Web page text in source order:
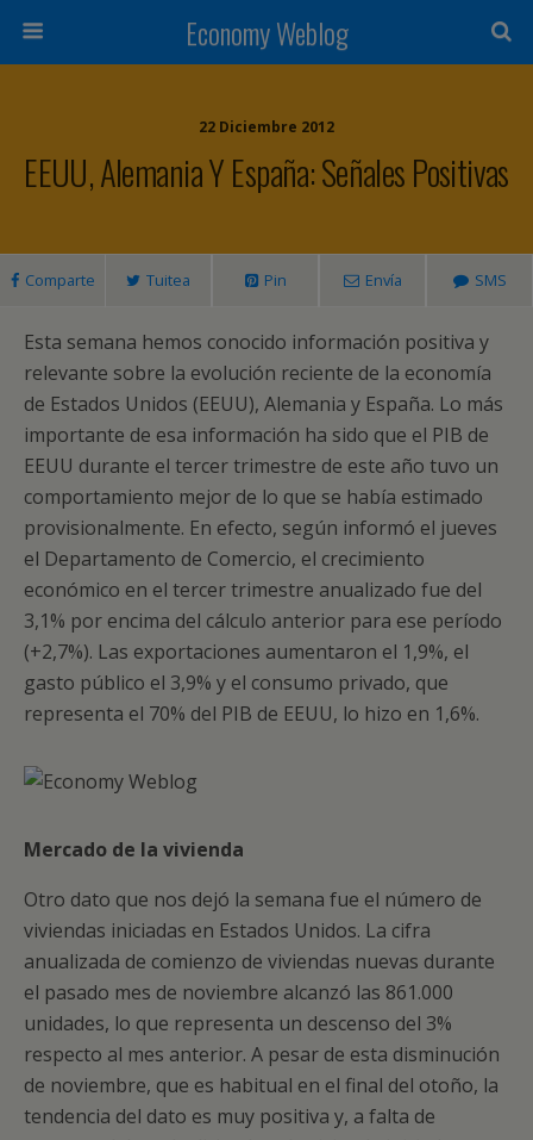
Economy Weblog
22 Diciembre 2012
EEUU, Alemania Y España: Señales Positivas
Comparte Tuitea Pin Envía SMS
Esta semana hemos conocido información positiva y
relevante sobre la evolución reciente de la economía
de Estados Unidos (EEUU), Alemania y España. Lo más
importante de esa información ha sido que el PIB de
EEUU durante el tercer trimestre de este año tuvo un
comportamiento mejor de lo que se había estimado
provisionalmente. En efecto, según informó el jueves
el Departamento de Comercio, el crecimiento
económico en el tercer trimestre anualizado fue del
3,1% por encima del cálculo anterior para ese período
(+2,7%). Las exportaciones aumentaron el 1,9%, el
gasto público el 3,9% y el consumo privado, que
representa el 70% del PIB de EEUU, lo hizo en 1,6%.
Mercado de la vivienda
Otro dato que nos dejó la semana fue el número de
viviendas iniciadas en Estados Unidos. La cifra
anualizada de comienzo de viviendas nuevas durante
el pasado mes de noviembre alcanzó las 861.000
unidades, lo que representa un descenso del 3%
respecto al mes anterior. A pesar de esta disminución
de noviembre, que es habitual en el final del otoño, la
tendencia del dato es muy positiva y, a falta de